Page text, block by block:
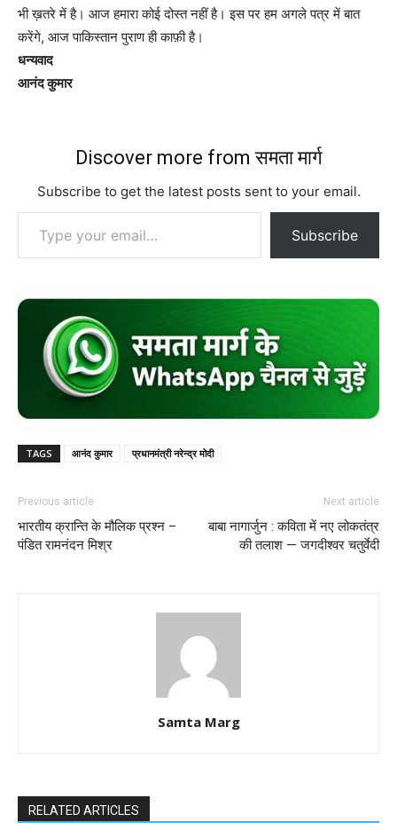
भी ख़तरे में है। आज हमारा कोई दोस्त नहीं है। इस पर हम अगले पत्र में बात
करेंगे, आज पाकिस्तान पुराण ही काफ़ी है।
धन्यवाद
आनंद कुमार
Discover more from समता मार्ग
Subscribe to get the latest posts sent to your email.
Type your email…
Subscribe
TAGS आनंद कुमार प्रधानमंत्री नरेन्द्र मोदी
Previous article
भारतीय क्रान्ति के मौलिक प्रश्न –
पंडित रामनंदन मिश्र
Next article
बाबा नागार्जुन : कविता में नए लोकतंत्र
की तलाश — जगदीश्वर चतुर्वेदी
Samta Marg
RELATED ARTICLES